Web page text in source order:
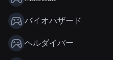
バイオハザード
ヘルダイバー